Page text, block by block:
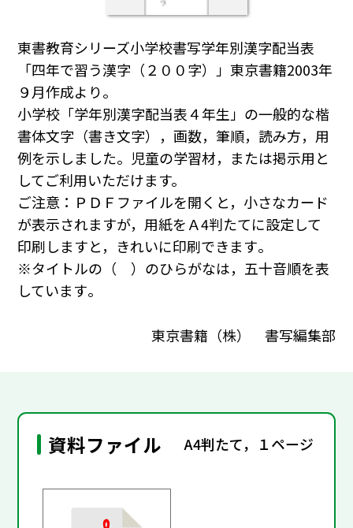
東書教育シリーズ小学校書写学年別漢字配当表
「四年で習う漢字（２００字）」東京書籍2003年
９月作成より。
小学校「学年別漢字配当表４年生」の一般的な楷
書体文字（書き文字），画数，筆順，読み方，用
例を示しました。児童の学習材，または掲示用と
してご利用いただけます。
ご注意：ＰＤＦファイルを開くと，小さなカード
が表示されますが，用紙をＡ4判たてに設定して
印刷しますと，きれいに印刷できます｡
※タイトルの（ ）のひらがなは，五十音順を表
しています｡
東京書籍（株） 書写編集部
資料ファイル A4判たて，１ページ